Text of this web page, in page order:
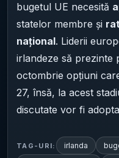
bugetul UE necesită
statelor membre și
național. Liderii
irlandeze să prezinte
octombrie opțiuni
27, însă, la acest
discutate vor fi
TAG-URI: irlanda